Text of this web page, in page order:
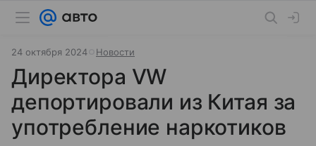
24 октября 2024 Новости
Директора VW
депортировали из Китая за
употребление наркотиков